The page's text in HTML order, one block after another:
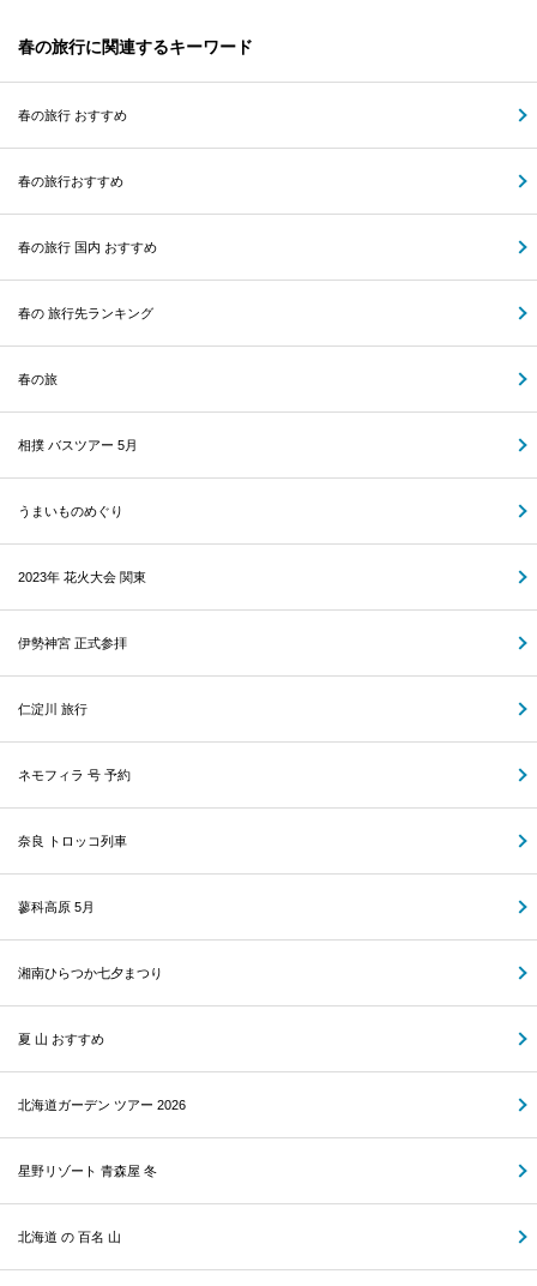
春の旅行に関連するキーワード
春の旅行 おすすめ
春の旅行おすすめ
春の旅行 国内 おすすめ
春の 旅行先ランキング
春の旅
相撲 バスツアー 5月
うまいものめぐり
2023年 花火大会 関東
伊勢神宮 正式参拝
仁淀川 旅行
ネモフィラ 号 予約
奈良 トロッコ列車
蓼科高原 5月
湘南ひらつか七夕まつり
夏 山 おすすめ
北海道ガーデン ツアー 2026
星野リゾート 青森屋 冬
北海道 の 百名 山